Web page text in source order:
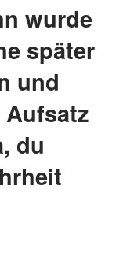
wurde
später
und
Aufsatz
du